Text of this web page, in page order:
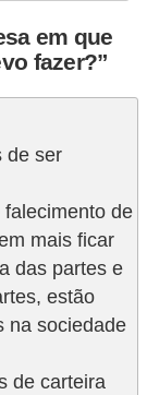
em que
fazer?”
de ser
de
mais ficar
das partes e
estão
na sociedade
de carteira